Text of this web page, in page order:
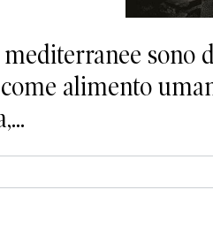
sono
alimento